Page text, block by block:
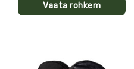
Vaata rohkem